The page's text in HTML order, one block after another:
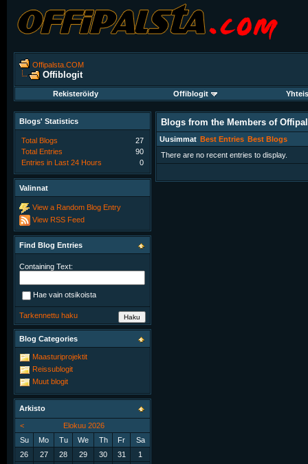
Offipalsta.COM
Offiblogit
Rekisteröidy Offiblogit
Blogs from the Members of
Uusimmat Best Entries Best Blogs
There are no recent entries to display.
Blogs' Statistics
Total Blogs
27
Total Entries
90
Entries in Last 24 Hours
0
Valinnat
View a Random Blog Entry
View RSS Feed
Find Blog Entries
Containing Text:
Hae vain otsikoista
Tarkennettu haku
Blog Categories
Maasturiprojektit
Reissublogit
Muut blogit
Arkisto
<
Elokuu 2026
Su
Mo Tu We Th Fr
Sa
26
27 28 29 30 31
1